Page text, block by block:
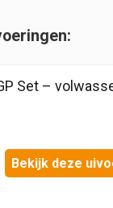
Set –
Bekijk deze